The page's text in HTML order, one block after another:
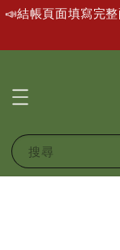
📣結帳頁面填寫完
搜尋